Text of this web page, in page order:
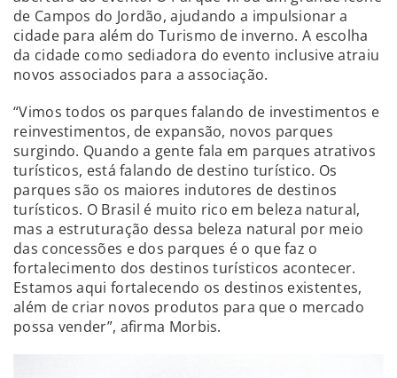
de Campos do Jordão, ajudando a impulsionar a
cidade para além do Turismo de inverno. A escolha
da cidade como sediadora do evento inclusive atraiu
novos associados para a associação.
“Vimos todos os parques falando de investimentos e
reinvestimentos, de expansão, novos parques
surgindo. Quando a gente fala em parques atrativos
turísticos, está falando de destino turístico. Os
parques são os maiores indutores de destinos
turísticos. O Brasil é muito rico em beleza natural,
mas a estruturação dessa beleza natural por meio
das concessões e dos parques é o que faz o
fortalecimento dos destinos turísticos acontecer.
Estamos aqui fortalecendo os destinos existentes,
além de criar novos produtos para que o mercado
possa vender”, afirma Morbis.